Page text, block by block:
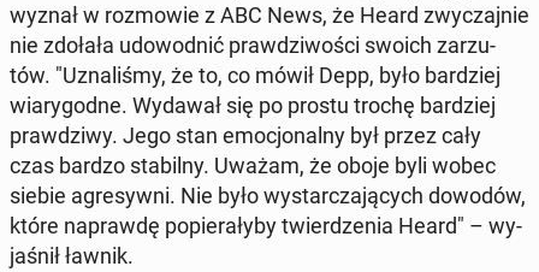
wyznał w roz­mo­wie z ABC News, że Heard zwy­czaj­nie
nie zdołała udo­wod­nić praw­dzi­wo­ści swoich za­rzu­
tów. "Uzna­li­śmy, że to, co mówił Depp, było bar­dziej
wia­ry­god­ne. Wydawał się po prostu trochę bar­dziej
praw­dzi­wy. Jego stan emo­cjo­nal­ny był przez cały
czas bardzo sta­bil­ny. Uważam, że oboje byli wobec
siebie agre­syw­ni. Nie było wy­star­cza­ją­cych dowodów,
które na­praw­dę po­pie­ra­ły­by twier­dze­nia Heard" – wy­
ja­śnił ławnik.